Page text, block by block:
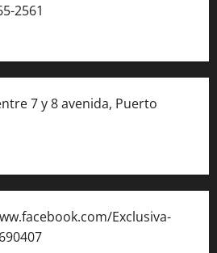
2561
7 y 8 avenida, Puerto
Exclusiva-